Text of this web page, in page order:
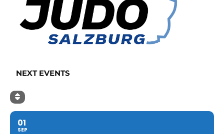
NEXT EVENTS
01
SEP